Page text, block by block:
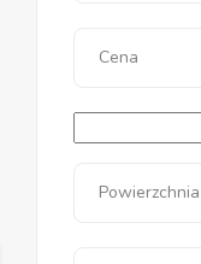
Cena
Powierzchnia